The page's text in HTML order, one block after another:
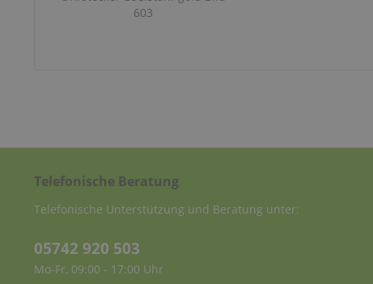
603
Telefonische Beratung
Telefonische Unterstützung und Beratung unter:
05742 920 503
Mo-Fr, 09:00 - 17:00 Uhr